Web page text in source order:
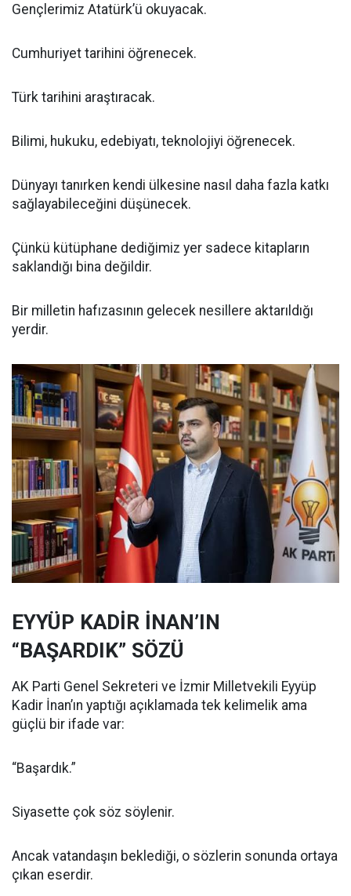
Gençlerimiz Atatürk’ü okuyacak.
Cumhuriyet tarihini öğrenecek.
Türk tarihini araştıracak.
Bilimi, hukuku, edebiyatı, teknolojiyi öğrenecek.
Dünyayı tanırken kendi ülkesine nasıl daha fazla katkı
sağlayabileceğini düşünecek.
Çünkü kütüphane dediğimiz yer sadece kitapların
saklandığı bina değildir.
Bir milletin hafızasının gelecek nesillere aktarıldığı
yerdir.
EYYÜP KADİR İNAN’IN
“BAŞARDIK” SÖZÜ
AK Parti Genel Sekreteri ve İzmir Milletvekili Eyyüp
Kadir İnan’ın yaptığı açıklamada tek kelimelik ama
güçlü bir ifade var:
“Başardık.”
Siyasette çok söz söylenir.
Ancak vatandaşın beklediği, o sözlerin sonunda ortaya
çıkan eserdir.